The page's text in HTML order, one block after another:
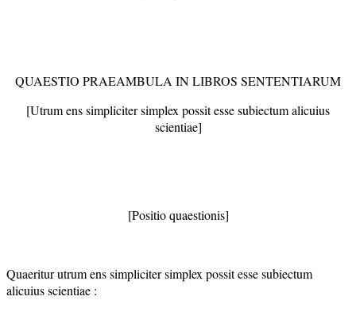
QUAESTIO PRAEAMBULA IN LIBROS SENTENTIARUM
[Utrum ens simpliciter simplex possit esse subiectum alicuius
scientiae]
[Positio quaestionis]
Quaeritur utrum ens simpliciter simplex possit esse subiectum
alicuius scientiae :